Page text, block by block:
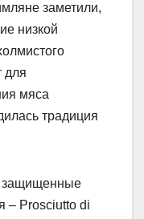
заметили,
низкой
для
мяса
традиция
защищенные
– Prosciutto di